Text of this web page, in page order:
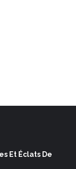
Et Éclats De